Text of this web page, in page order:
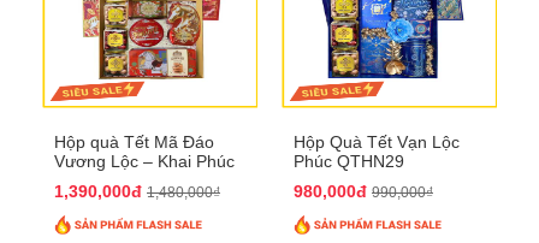
Hộp quà Tết Mã Đáo
Vương Lộc – Khai Phúc
1,390,000đ 1,480,000₫
Hộp Quà Tết Vạn Lộc
Phúc QTHN29
980,000đ 990,000₫